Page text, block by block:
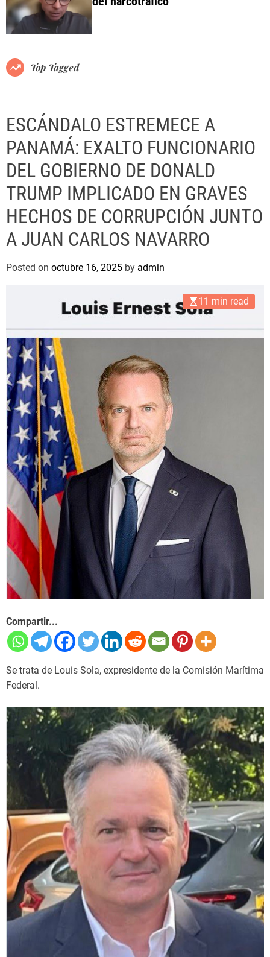
o
e
Top Tagged
ESCÁNDALO ESTREMECE A
PANAMÁ: EXALTO FUNCIONARIO
DEL GOBIERNO DE DONALD
TRUMP IMPLICADO EN GRAVES
HECHOS DE CORRUPCIÓN JUNTO
A JUAN CARLOS NAVARRO
Posted on octubre 16, 2025 by admin
11 min read
Compartir...
Se trata de Louis Sola, expresidente de la Comisión Marítima
Federal.